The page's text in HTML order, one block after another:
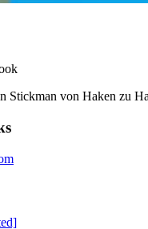
Stickman von Haken zu